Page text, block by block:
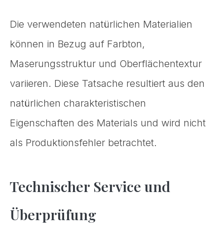
Die verwendeten natürlichen Materialien
können in Bezug auf Farbton,
Maserungsstruktur und Oberflächentextur
variieren. Diese Tatsache resultiert aus den
natürlichen charakteristischen
Eigenschaften des Materials und wird nicht
als Produktionsfehler betrachtet.
Technischer Service und
Überprüfung